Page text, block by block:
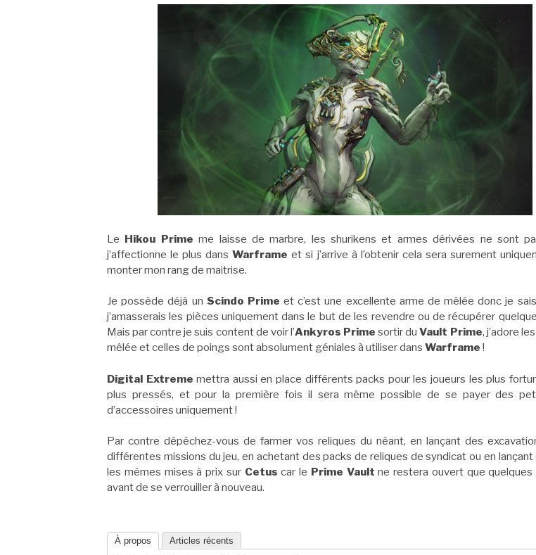
Le Hikou Prime me laisse de marbre, les shurikens et armes dérivées ne sont
j’affectionne le plus dansWarframe et si j’arrive à l’obtenir cela sera surement
monter mon rang de maitrise.
Je possède déjà un Scindo Prime et c’est une excellente arme de mêlée donc je
j’amasserais les pièces uniquement dans le but de les revendre ou de récupérer
Mais par contre je suis content de voir l’Ankyros Prime sortir duVault Prime, j’adore
mêlée et celles de poings sont absolument géniales à utiliser dans Warframe !
Digital Extreme mettra aussi en place différents packs pour les joueurs les plus
plus pressés, et pour la première fois il sera même possible de se payer des
d’accessoires uniquement !
Par contre dépêchez-vous de farmer vos reliques du néant, en lançant des
différentes missions du jeu, en achetant des packs de reliques de syndicat ou en lançant
les mêmes mises à prix sur Cetus car le Prime Vault ne restera ouvert que quelques
avant de se verrouiller à nouveau.
À propos Articles récents